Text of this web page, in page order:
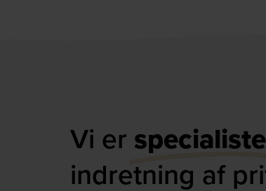
Vi er
indretning af